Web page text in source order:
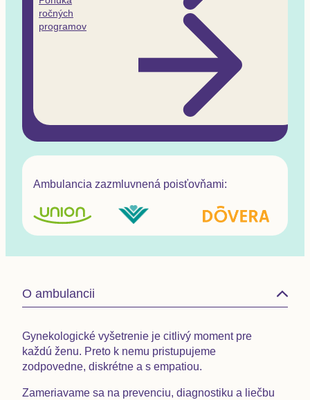
ročných
programov
Ambulancia zazmluvnená poisťovňami:
O ambulancii
Gynekologické vyšetrenie je citlivý moment pre
každú ženu. Preto k nemu pristupujeme
zodpovedne, diskrétne a s empatiou.
Zameriavame sa na prevenciu, diagnostiku a liečbu